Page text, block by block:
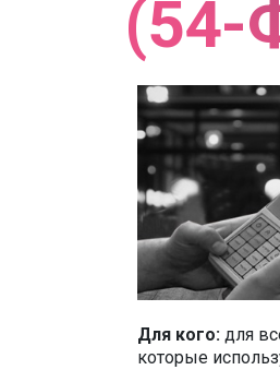
(54-
Для кого: для
которые